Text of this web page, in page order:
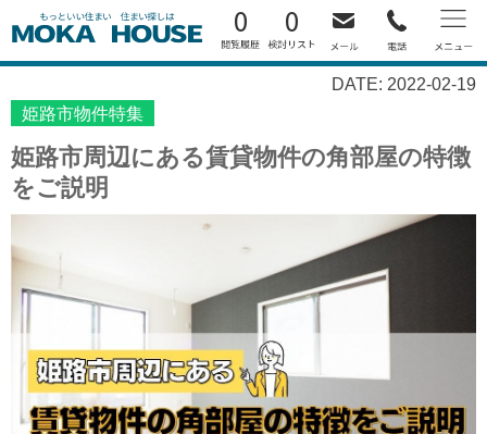
0 0
DATE: 2022-02-19
姫路市物件特集
姫路市周辺にある賃貸物件の角部屋の特徴
をご説明